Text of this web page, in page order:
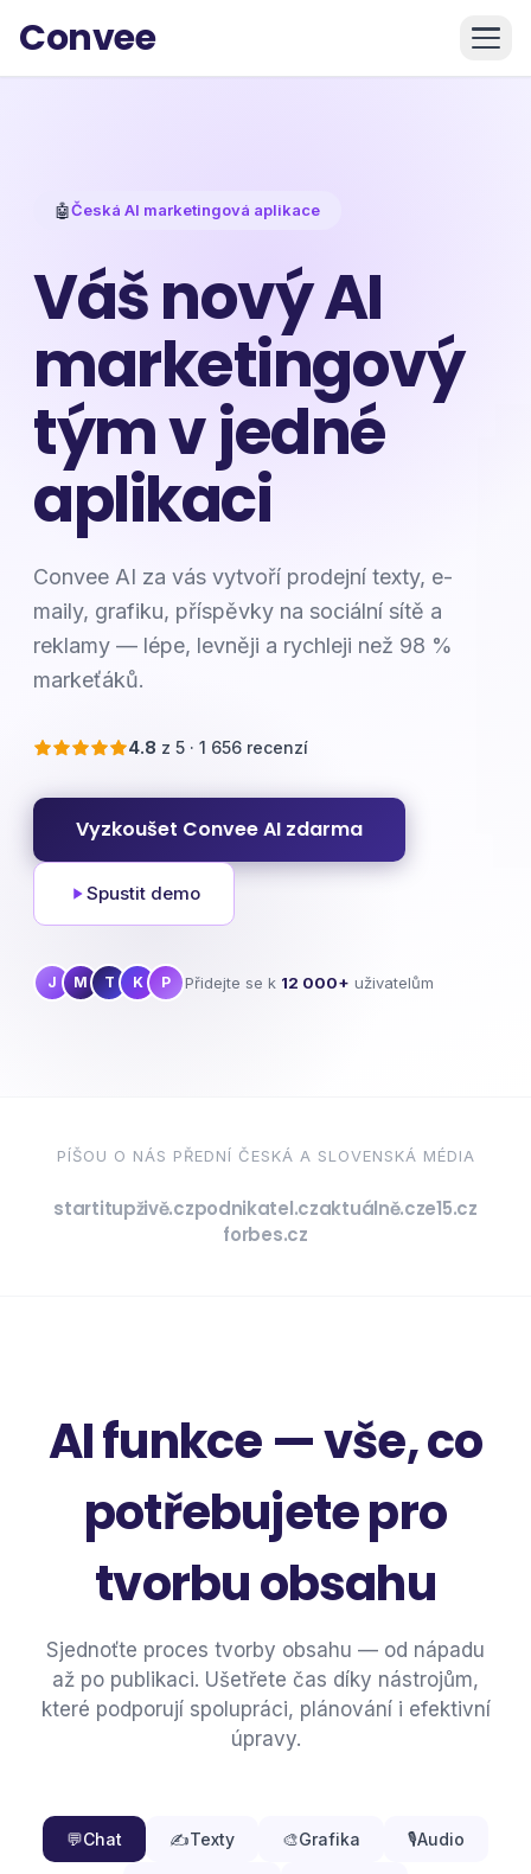
Convee
🤖Česká AI marketingová aplikace
Váš nový AI
marketingový
tým v jedné
aplikaci
Convee AI za vás vytvoří prodejní texty, e-
maily, grafiku, příspěvky na sociální sítě a
reklamy — lépe, levněji a rychleji než 98 %
markeťáků.
4.8 z 5 · 1 656 recenzí
Vyzkoušet Convee AI zdarma
Spustit demo
J M T K P Přidejte se k 12 000+ uživatelům
PÍŠOU O NÁS PŘEDNÍ ČESKÁ A SLOVENSKÁ MÉDIA
startitupživě.czpodnikatel.czaktuálně.cze15.cz
forbes.cz
AI funkce — vše, co
potřebujete pro
tvorbu obsahu
Sjednoťte proces tvorby obsahu — od nápadu
až po publikaci. Ušetřete čas díky nástrojům,
které podporují spolupráci, plánování i efektivní
úpravy.
💬Chat ✍️Texty 🎨Grafika 🎙️Audio